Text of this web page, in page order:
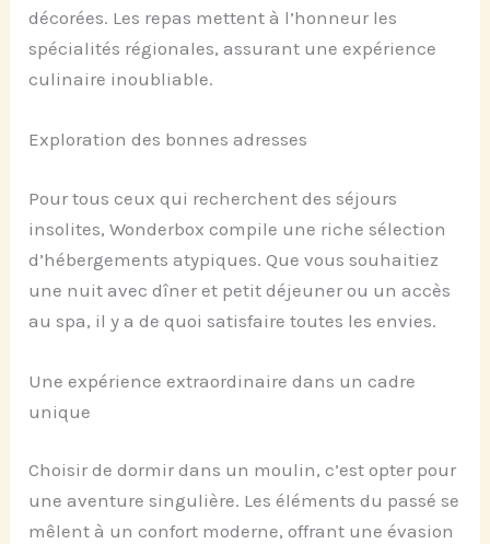
décorées. Les repas mettent à l’honneur les
spécialités régionales, assurant une expérience
culinaire inoubliable.
Exploration des bonnes adresses
Pour tous ceux qui recherchent des séjours
insolites, Wonderbox compile une riche sélection
d’hébergements atypiques. Que vous souhaitiez
une nuit avec dîner et petit déjeuner ou un accès
au spa, il y a de quoi satisfaire toutes les envies.
Une expérience extraordinaire dans un cadre
unique
Choisir de dormir dans un moulin, c’est opter pour
une aventure singulière. Les éléments du passé se
mêlent à un confort moderne, offrant une évasion